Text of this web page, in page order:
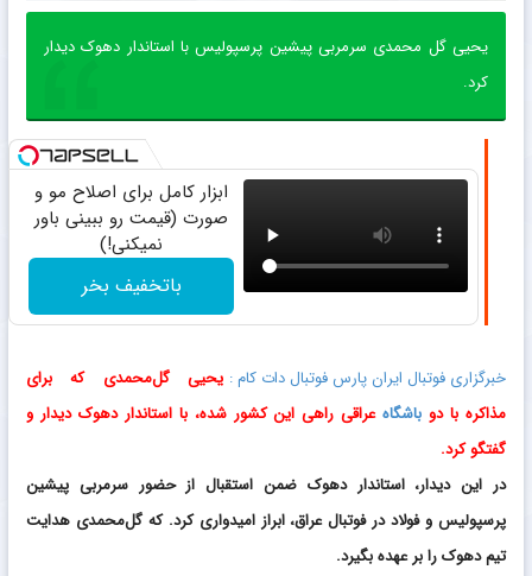
یحیی گل محمدی سرمربی پیشین پرسپولیس با استاندار دهوک دیدار
کرد.
ابزار کامل برای اصلاح مو و
صورت (قیمت رو ببینی باور
نمیکنی!)
باتخفیف بخر
خبرگزاری فوتبال ایران پارس فوتبال دات کام : یحیی گل‌محمدی که برای
مذاکره با دو باشگاهعراقی راهی این کشور شده، با استاندار دهوک دیدار و
گفتگو کرد.
در این دیدار، استاندار دهوک ضمن استقبال از حضور سرمربی پیشین
پرسپولیس و فولاد در فوتبال عراق، ابراز امیدواری کرد. که گل‌محمدی هدایت
تیم دهوک را بر عهده بگیرد.